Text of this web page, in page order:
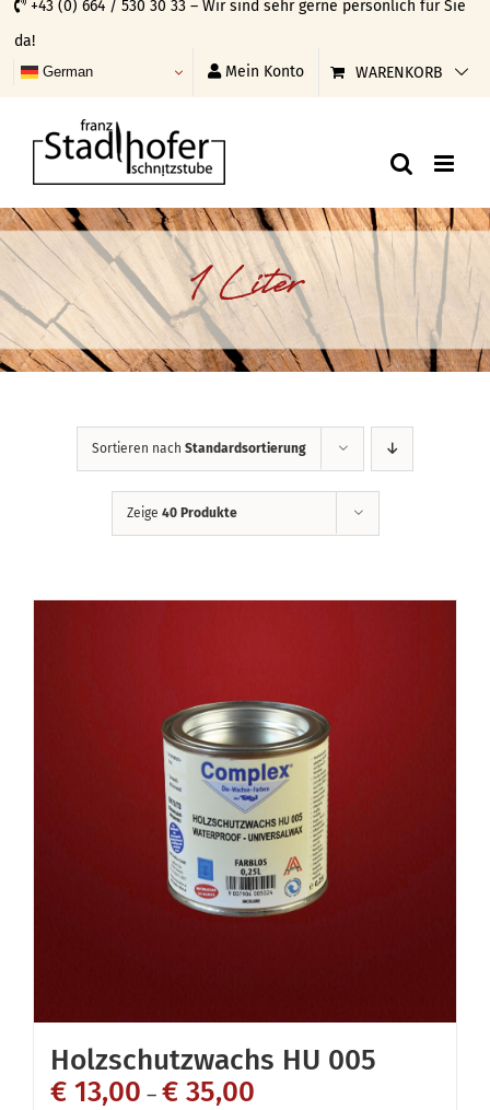
Skip
to
content
+43 (0) 664 / 530 30 33 – Wir sind sehr gerne persönlich für Sie
da!
German Mein Konto WARENKORB
1 Liter
Sortieren nach Standardsortierung
Zeige 40 Produkte
Holzschutzwachs HU 005
€ 13,00 – € 35,00